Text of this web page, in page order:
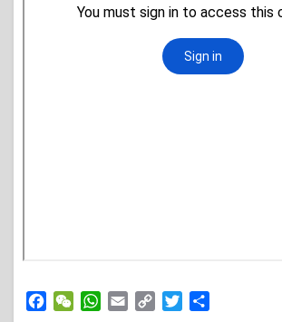
Facebook
WeChatWhatsApp
Email Copy
Twitter